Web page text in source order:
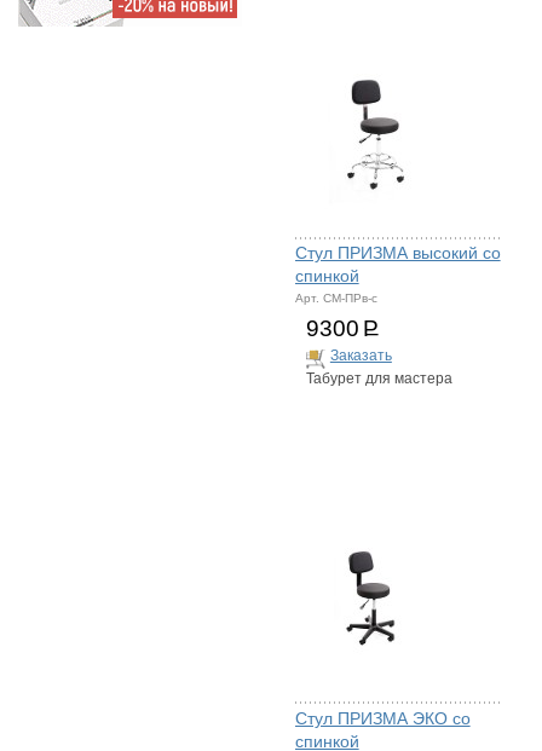
Стул ПРИЗМА высокий со
спинкой
Арт. СМ-ПРв-с
9300 Р
Заказать
Табурет для мастера
Стул ПРИЗМА ЭКО со
спинкой